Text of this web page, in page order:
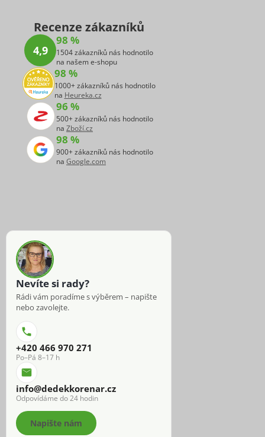
Recenze zákazníků
4,9
98 %
1504 zákazníků nás hodnotilo
na našem e-shopu
98 %
1000+ zákazníků nás hodnotilo
na Heureka.cz
96 %
500+ zákazníků nás hodnotilo
na Zboží.cz
98 %
900+ zákazníků nás hodnotilo
na Google.com
Nevíte si rady?
Rádi vám poradíme s výběrem – napište
nebo zavolejte.
+420 466 970 271
Po–Pá 8–17 h
info@dedekkorenar.cz
Odpovídáme do 24 hodin
Napište nám